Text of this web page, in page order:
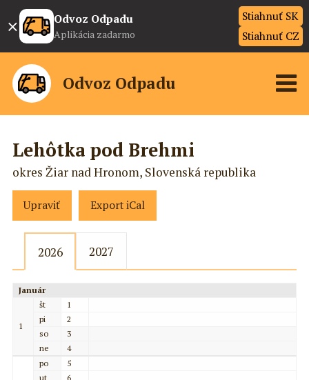
× Odvoz Odpadu
Aplikácia zadarmo
Stiahnuť SK
Stiahnuť CZ
Odvoz Odpadu
Lehôtka pod Brehmi
okres Žiar nad Hronom, Slovenská republika
Upraviť Export iCal
2026 2027
Január
1
št
1
pi
2
so
3
ne
4
po
5
ut
6